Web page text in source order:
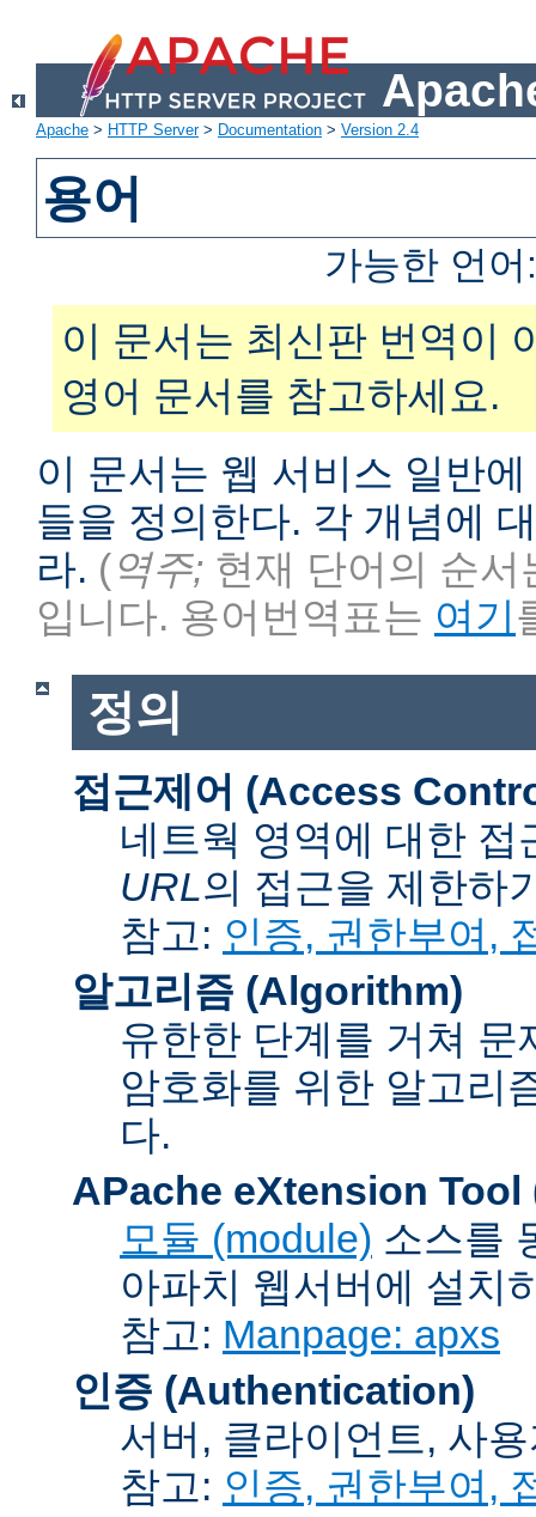
Apache > HTTP Server> Documentation > Version 2.4
용어
가능한 언
이 문서는 최신판 번역이
영어 문서를 참고하세요.
이 문서는 웹 서비스 일반
들을 정의한다. 각 개념에
라. (역주; 현재 단어의 순
입니다. 용어번역표는 여기
정의
접근제어 (Access
네트웍 영역에 대한
URL의 접근을 제한하
참고: 인증, 권한부여,
알고리즘 (Algorithm)
유한한 단계를 거쳐
암호화를 위한 알고리
다.
APache eXtension Tool
모듈 (module) 소스를
아파치 웹서버에 설치
참고: Manpage: apxs
인증 (Authentication)
서버, 클라이언트, 사
참고: 인증, 권한부여,